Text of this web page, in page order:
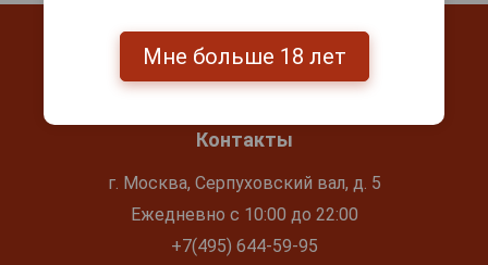
Контакты
г. Москва, Серпуховский вал, д. 5
Ежедневно с 10:00 до 22:00
+7(495) 644-59-95
Мне больше 18 лет